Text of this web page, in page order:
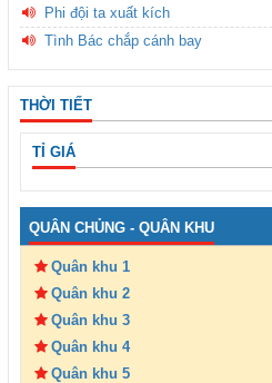
Phi đội ta xuất kích
Tình Bác chắp cánh bay
THỜI TIẾT
TỈ GIÁ
QUÂN CHỦNG - QUÂN KHU
Quân khu 1
Quân khu 2
Quân khu 3
Quân khu 4
Quân khu 5